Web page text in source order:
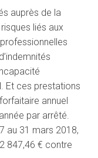
auprès de la
liés aux
Et ces prestations
annuel
par arrêté.
au 31 mars 2018,
847,46 € contre